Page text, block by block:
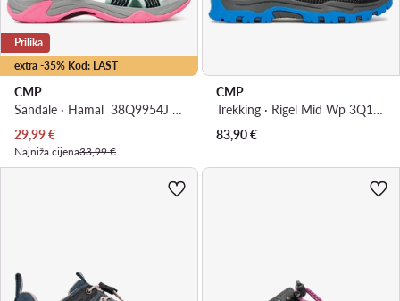
extra -35% Kod: LAST
Prilika
CMP
Sandale · Hamal 38Q9954J · Crna
Trenutna cijena
29,99€
Najniža cijena33,99 €
CMP
Trekking · Rigel Mid Wp 3Q12944 · Tamnoplava
83,90€